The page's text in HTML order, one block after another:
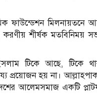
ফাউন্ডেশন মিলনায়তনে
শীর্ষক মতবিনিময়
টিকে আছে, টিকে
প্রয়োজন হয় না।
আলেমসমাজ একটি